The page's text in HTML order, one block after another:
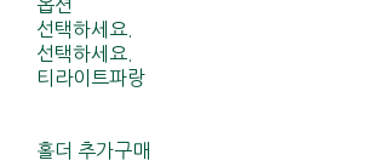
옵션
선택하세요.
선택하세요.
티라이트파랑
홀더 추가구매